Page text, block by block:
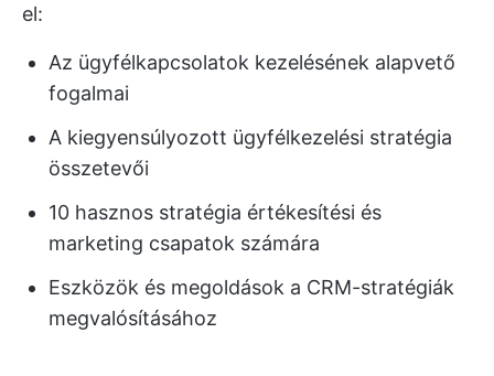
el:
Az ügyfélkapcsolatok kezelésének alapvető
fogalmai
A kiegyensúlyozott ügyfélkezelési stratégia
összetevői
10 hasznos stratégia értékesítési és
marketing csapatok számára
Eszközök és megoldások a CRM-stratégiák
megvalósításához